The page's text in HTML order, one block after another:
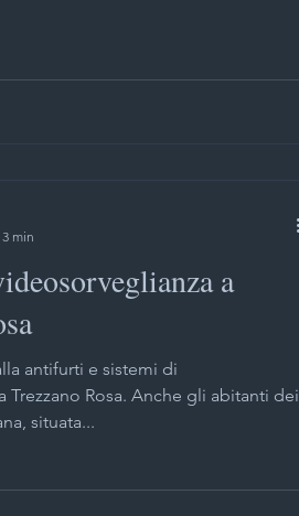
a
antifurti e sistemi di
Trezzano Rosa. Anche gli abitanti dei
situata...
min